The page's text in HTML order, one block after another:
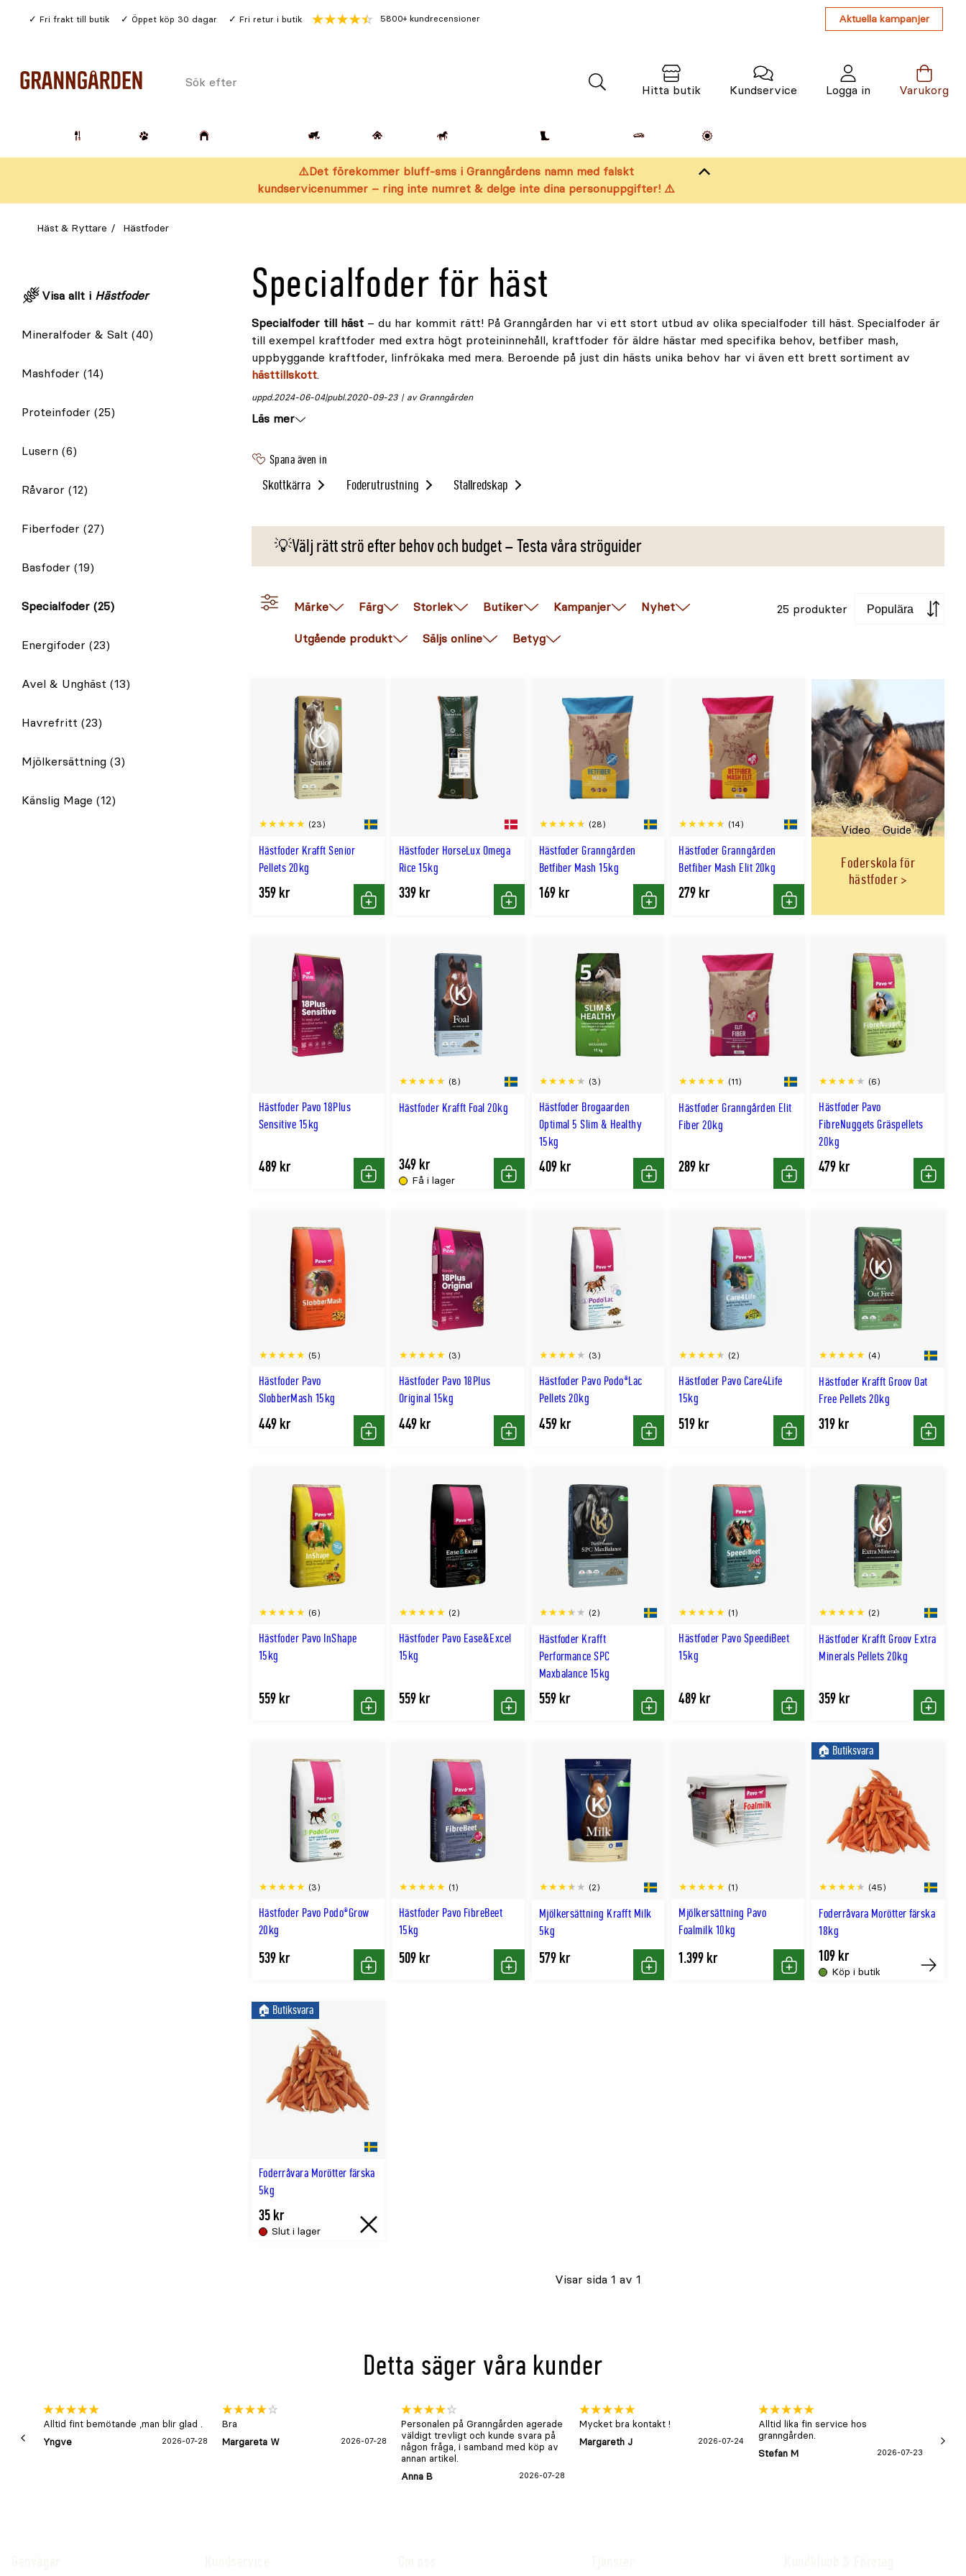
Fri frakt till butik Öppet köp 30 dagar Fri retur i butik 5800+ kundrecensioner Aktuella kampanjer
Sök
Hitta butik Kundservice Logga in Varukorg
⚠️Det förekommer bluff-sms i Granngårdens namn med falskt
kundservicenummer – ring inte numret & delge inte dina personuppgifter! ⚠️
Häst & Ryttare Hästfoder
Specialfoder för häst
Specialfoder till häst – du har kommit rätt! På Granngården har vi ett stort utbud av olika specialfoder till häst. Specialfoder är
till exempel kraftfoder med extra högt proteininnehåll, kraftfoder för äldre hästar med specifika behov, betfiber mash,
uppbyggande kraftfoder, linfrökaka med mera. Beroende på just din hästs unika behov har vi även ett brett sortiment av
hästtillskott.
publ.2020-09-23
uppd.2024-06-04 av Granngården
Läs mer
Spana även in
Skottkärra Foderutrustning Stallredskap
Visa allt i Hästfoder
Mineralfoder & Salt (40)
Mashfoder (14)
Proteinfoder (25)
Lusern (6)
Råvaror (12)
Fiberfoder (27)
Basfoder (19)
Specialfoder (25)
Energifoder (23)
Avel & Unghäst (13)
Havrefritt (23)
Mjölkersättning (3)
Känslig Mage (12)
💡Välj rätt strö efter behov och budget – Testa våra ströguider
Märke Färg Storlek Butiker Kampanjer Nyhet
Utgående produkt Säljs online Betyg
Sortera
25 produkter
Hästfoder Krafft Senior
Pellets 20kg
(23)
359 kr
Köp
Hästfoder HorseLux Omega
Rice 15kg
339 kr
Köp
Hästfoder Granngården
Betfiber Mash 15kg
(28)
169 kr
Köp
Hästfoder Granngården
Betfiber Mash Elit 20kg
(14)
279 kr
Köp
Video Guide
Foderskola för
hästfoder
Hästfoder Pavo 18Plus
Sensitive 15kg
489 kr
Köp
Hästfoder Krafft Foal 20kg
(8)
Få i lager
349 kr
Köp
Hästfoder Brogaarden
Optimal 5 Slim & Healthy
15kg
(3)
409 kr
Köp
Hästfoder Granngården Elit
Fiber 20kg
(11)
289 kr
Köp
Hästfoder Pavo
FibreNuggets Gräspellets
20kg
(6)
479 kr
Köp
Hästfoder Pavo
SlobberMash 15kg
(5)
449 kr
Köp
Hästfoder Pavo 18Plus
Original 15kg
(3)
449 kr
Köp
Hästfoder Pavo Podo®Lac
Pellets 20kg
(3)
459 kr
Köp
Hästfoder Pavo Care4Life
15kg
(2)
519 kr
Köp
Hästfoder Krafft Groov Oat
Free Pellets 20kg
(4)
319 kr
Köp
Hästfoder Pavo InShape
15kg
(6)
559 kr
Köp
Hästfoder Pavo Ease&Excel
15kg
(2)
559 kr
Köp
Hästfoder Krafft
Performance SPC
Maxbalance 15kg
(2)
559 kr
Köp
Hästfoder Pavo SpeediBeet
15kg
(1)
489 kr
Köp
Hästfoder Krafft Groov Extra
Minerals Pellets 20kg
(2)
359 kr
Köp
Hästfoder Pavo Podo®Grow
20kg
(3)
539 kr
Köp
Hästfoder Pavo FibreBeet
15kg
(1)
509 kr
Köp
Mjölkersättning Krafft Milk
5kg
(2)
579 kr
Köp
Mjölkersättning Pavo
Foalmilk 10kg
(1)
1.399 kr
Köp
Foderråvara Morötter färska
18kg
(45)
🏠︎ Butiksvara
Köp i butik
109 kr
Köp
Foderråvara Morötter färska
5kg
🏠︎ Butiksvara
Slut i lager
35 kr
Slut
Visar sida 1 av 1
Detta säger våra kunder
Alltid fint bemötande ,man blir glad .
Yngve
2026-07-28
Bra
Margareta W
2026-07-28
Personalen på Granngården agerade
väldigt trevligt och kunde svara på
någon fråga, i samband med köp av
annan artikel.
Anna B
2026-07-28
Mycket bra kontakt !
Margareth J
2026-07-24
Alltid lika fin service hos
granngården.
Stefan M
2026-07-23